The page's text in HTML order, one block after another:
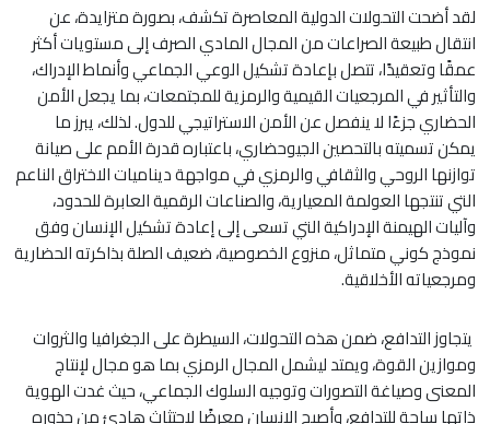
لقد أضحت التحولات الدولية المعاصرة تكشف، بصورة متزايدة، عن
انتقال طبيعة الصراعات من المجال المادي الصرف إلى مستويات أكثر
عمقًا وتعقيدًا، تتصل بإعادة تشكيل الوعي الجماعي وأنماط الإدراك،
والتأثير في المرجعيات القيمية والرمزية للمجتمعات، بما يجعل الأمن
الحضاري جزءًا لا ينفصل عن الأمن الاستراتيجي للدول. لذلك، يبرز ما
يمكن تسميته بالتحصين الجيوحضاري، باعتباره قدرة الأمم على صيانة
توازنها الروحي والثقافي والرمزي في مواجهة ديناميات الاختراق الناعم
التي تنتجها العولمة المعيارية، والصناعات الرقمية العابرة للحدود،
وآليات الهيمنة الإدراكية التي تسعى إلى إعادة تشكيل الإنسان وفق
نموذج كوني متماثل، منزوع الخصوصية، ضعيف الصلة بذاكرته الحضارية
ومرجعياته الأخلاقية.
يتجاوز التدافع، ضمن هذه التحولات، السيطرة على الجغرافيا والثروات
وموازين القوة، ويمتد ليشمل المجال الرمزي بما هو مجال لإنتاج
المعنى وصياغة التصورات وتوجيه السلوك الجماعي، حيث غدت الهوية
ذاتها ساحة للتدافع، وأصبح الإنسان معرضًا لاجتثاث هادئ من جذوره